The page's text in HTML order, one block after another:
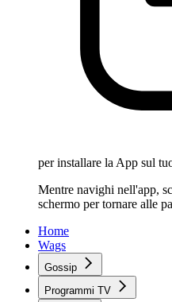
per installare la App sul
Mentre navighi nell'app,
schermo per tornare alle
Home
Wags
Gossip
Programmi TV